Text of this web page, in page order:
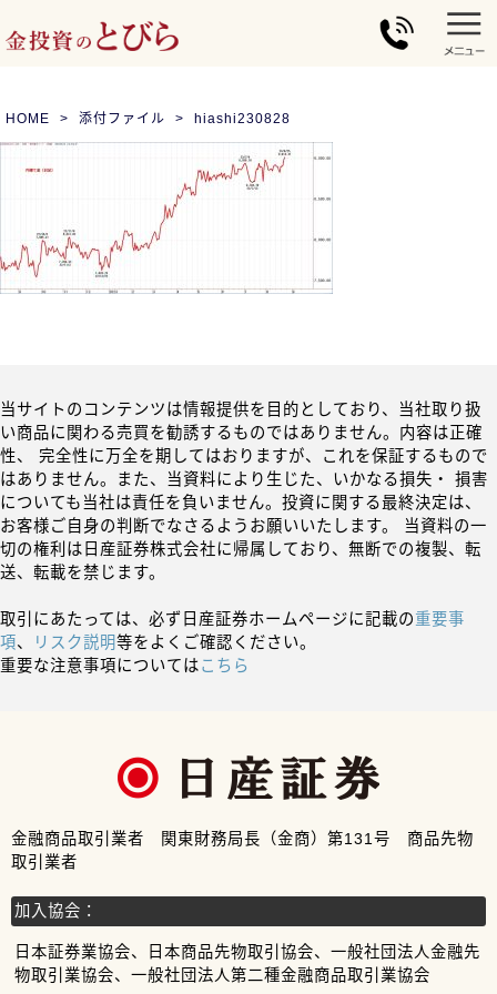
HOME 添付ファイル hiashi230828
当サイトのコンテンツは情報提供を目的としており、当社取り扱
い商品に関わる売買を勧誘するものではありません。内容は正確
性、 完全性に万全を期してはおりますが、これを保証するもので
はありません。また、当資料により生じた、いかなる損失・ 損害
についても当社は責任を負いません。投資に関する最終決定は、
お客様ご自身の判断でなさるようお願いいたします。 当資料の一
切の権利は日産証券株式会社に帰属しており、無断での複製、転
送、転載を禁じます。
取引にあたっては、必ず日産証券ホームページに記載の重要事
項、 リスク説明等をよくご確認ください。
重要な注意事項についてはこちら
金融商品取引業者 関東財務局長（金商）第131号 商品先物
取引業者
加入協会：
日本証券業協会、日本商品先物取引協会、一般社団法人金融先
物取引業協会、一般社団法人第二種金融商品取引業協会